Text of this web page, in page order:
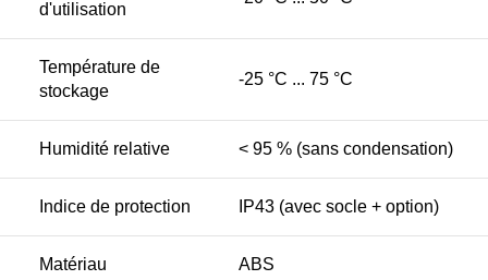
d'utilisation
Température de
stockage
-25 °C ... 75 °C
Humidité relative < 95 % (sans condensation)
Indice de protection IP43 (avec socle + option)
Matériau ABS